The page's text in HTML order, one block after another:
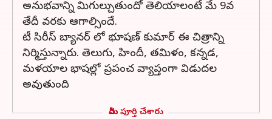
అనుభవాన్ని మిగుల్చుతుందో తెలియాలంటే మే 9వ
తేదీ వరకు ఆగాల్సిందే.
టీ సిరీస్ బ్యానర్ లో భూషణ్ కుమార్ ఈ చిత్రాన్ని
నిర్మిస్తున్నారు. తెలుగు, హిందీ, తమిళం, కన్నడ,
మళయాల భాషల్లో ప్రపంచ వ్యాప్తంగా విడుదల
అవుతుంది.
మీరు పూర్తి చేశారు